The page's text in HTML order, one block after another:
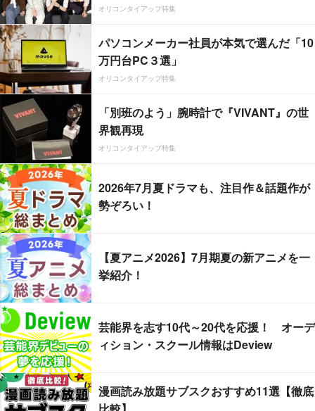
オリコンタイアップ特集
パソコンメーカー社員が本気で選んだ「10
万円台PC３選」
オリコンタイアップ特集
「別班のよう」腕時計で『VIVANT』の世
界観再現
オリコンタイアップ特集
2026年7月夏ドラマも、注目作＆話題作が
勢ぞろい！
【夏アニメ2026】7月期夏の新アニメを一
挙紹介！
芸能界を志す10代～20代を応援！ オーデ
ィション・スクール情報はDeview
漫画読み放題サブスクおすすめ11選【徹底